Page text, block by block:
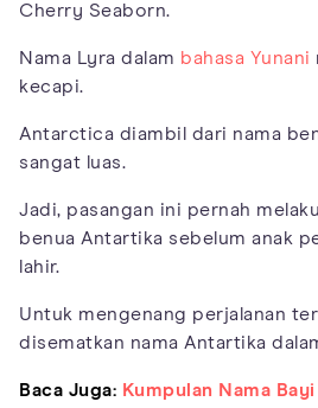
Cherry Seaborn.
Nama Lyra dalam bahasa Yunani
kecapi.
Antarctica diambil dari nama
sangat luas.
Jadi, pasangan ini pernah
benua Antartika sebelum anak
lahir.
Untuk mengenang perjalanan
disematkan nama Antartika
Baca Juga: Kumpulan Nama